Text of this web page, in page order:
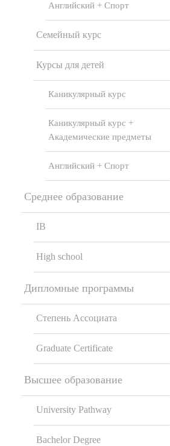
Английский + Спорт
Семейный курс
Курсы для детей
Каникулярный курс
Каникулярный курс +
Академические предметы
Английский + Спорт
Среднее образование
IB
High school
Дипломные программы
Степень Ассоциата
Graduate Certificate
Высшее образование
University Pathway
Bachelor Degree